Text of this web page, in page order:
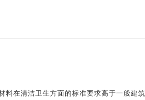
在清洁卫生方面的标准要求高于一般建